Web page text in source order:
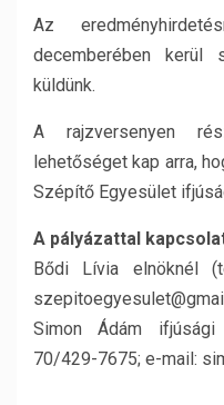
Az
decemberében kerül
küldünk.
A rajzversenyen
lehetőséget kap arra,
Szépítő Egyesület
A pályázattal
Bődi Lívia elnöknél
Simon Ádám
70/429-7675; e-mail: